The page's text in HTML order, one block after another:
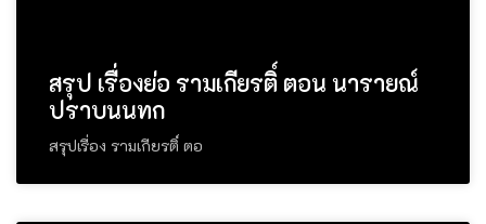
สรุป เรื่องย่อ รามเกียรติ์ ตอน นารายณ์
ปราบนนทก
สรุปเรื่อง รามเกียรติ์ ตอ